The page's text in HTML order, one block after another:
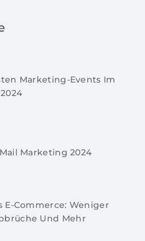
Marketing-Events Im
Marketing 2024
E-Commerce: Weniger
Und Mehr